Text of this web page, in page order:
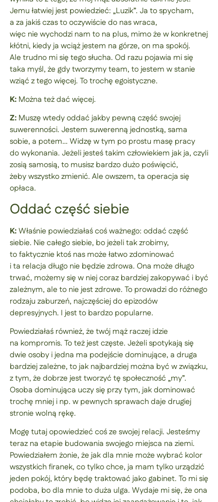
Jemu łatwiej jest powiedzieć: „Luzik”. Ja to spycham,
a za jakiś czas to oczywiście do nas wraca,
więc nie wychodzi nam to na plus, mimo że w konkretnej
kłótni, kiedy ja wciąż jestem na górze, on ma spokój.
Ale trudno mi się tego słucha. Od razu pojawia mi się
taka myśl, że gdy tworzymy team, to jestem w stanie
wziąć z tego więcej. To trochę egoistyczne.
K: Można też dać więcej.
Z: Muszę wtedy oddać jakby pewną część swojej
suwerenności. Jestem suwerenną jednostką, sama
sobie, a potem… Widzę w tym po prostu masę pracy
do wykonania. Jeżeli jesteś takim człowiekiem jak ja, czyli
zosią samosią, to musisz bardzo dużo poświęcić,
żeby wszystko zmienić. Ale owszem, ta operacja się
opłaca.
Oddać część siebie
K:Właśnie powiedziałaś coś ważnego: oddać część
siebie. Nie całego siebie, bo jeżeli tak zrobimy,
to faktycznie ktoś nas może łatwo zdominować
i ta relacja długo nie będzie zdrowa. Ona może długo
trwać, możemy się w niej coraz bardziej zakopywać i być
zależnym, ale to nie jest zdrowe. To prowadzi do różnego
rodzaju zaburzeń, najczęściej do epizodów
depresyjnych. I jest to bardzo popularne.
Powiedziałaś również, że twój mąż raczej idzie
na kompromis. To też jest częste. Jeżeli spotykają się
dwie osoby i jedna ma podejście dominujące, a druga
bardziej zależne, to jak najbardziej można być w związku,
z tym, że dobrze jest tworzyć tę społeczność „my”.
Osoba dominująca uczy się przy tym, jak dominować
trochę mniej i np. w pewnych sprawach daje drugiej
stronie wolną rękę.
Mogę tutaj opowiedzieć coś ze swojej relacji. Jesteśmy
teraz na etapie budowania swojego miejsca na ziemi.
Powiedziałem żonie, że jak dla mnie może wybrać kolor
wszystkich firanek, co tylko chce, ja mam tylko urządzić
jeden pokój, który będę traktować jako gabinet. To mi się
podoba, bo dla mnie to duża ulga. Wydaje mi się, że ona